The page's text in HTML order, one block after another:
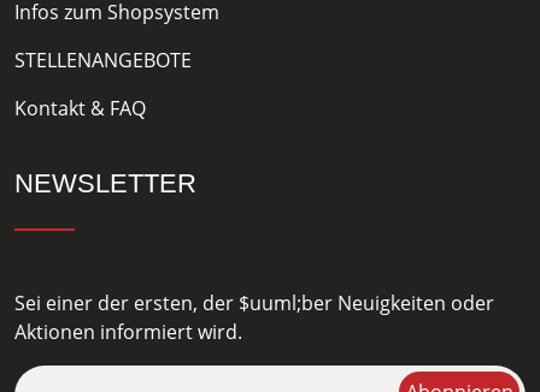
Infos zum Shopsystem
STELLENANGEBOTE
Kontakt & FAQ
NEWSLETTER
Sei einer der ersten, der $uuml;ber Neuigkeiten oder
Aktionen informiert wird.